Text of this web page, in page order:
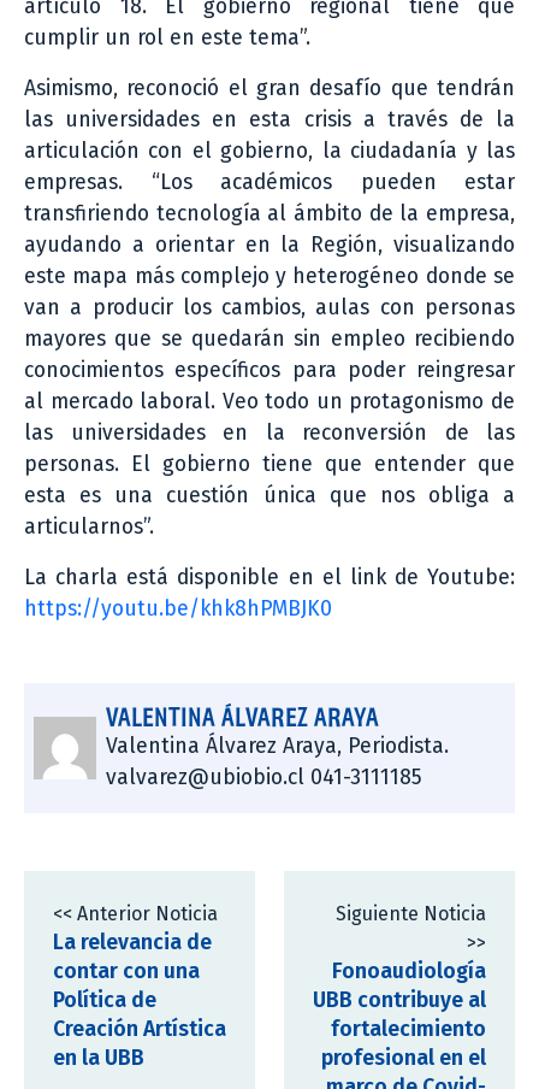
artículo 18. El gobierno regional tiene que
cumplir un rol en este tema”.
Asimismo, reconoció el gran desafío que tendrán
las universidades en esta crisis a través de la
articulación con el gobierno, la ciudadanía y las
empresas. “Los académicos pueden estar
transfiriendo tecnología al ámbito de la empresa,
ayudando a orientar en la Región, visualizando
este mapa más complejo y heterogéneo donde se
van a producir los cambios, aulas con personas
mayores que se quedarán sin empleo recibiendo
conocimientos específicos para poder reingresar
al mercado laboral. Veo todo un protagonismo de
las universidades en la reconversión de las
personas. El gobierno tiene que entender que
esta es una cuestión única que nos obliga a
articularnos”.
La charla está disponible en el link de Youtube:
https://youtu.be/khk8hPMBJK0
VALENTINA ÁLVAREZ ARAYA
Valentina Álvarez Araya, Periodista.
valvarez@ubiobio.cl 041-3111185
<< Anterior Noticia
La relevancia de
contar con una
Política de
Creación Artística
en la UBB
Siguiente Noticia
>>
Fonoaudiología
UBB contribuye al
fortalecimiento
profesional en el